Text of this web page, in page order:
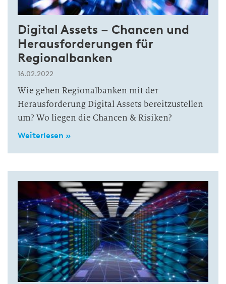
Digital Assets – Chancen und
Herausforderungen für
Regionalbanken
16.02.2022
Wie gehen Regionalbanken mit der
Herausforderung Digital Assets bereitzustellen
um? Wo liegen die Chancen & Risiken?
Weiterlesen »